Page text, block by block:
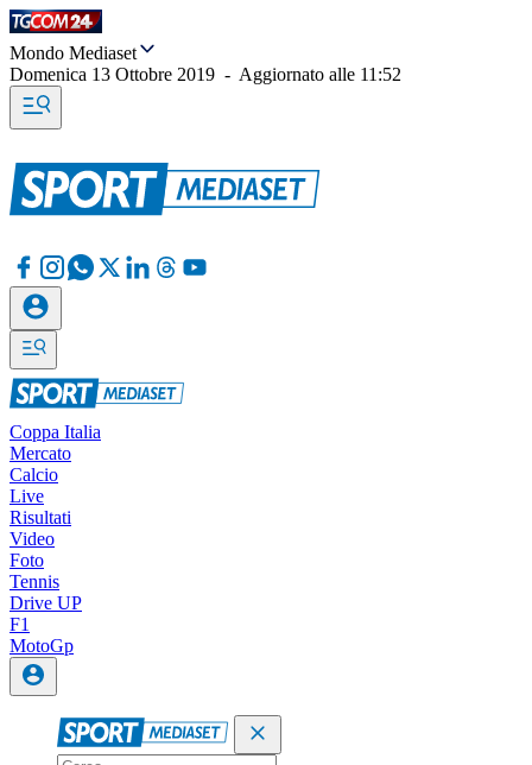
Mondo Mediaset
Domenica 13 Ottobre 2019 - Aggiornato alle 11:52
Coppa Italia
Mercato
Calcio
Live
Risultati
Video
Foto
Tennis
Drive UP
F1
MotoGp